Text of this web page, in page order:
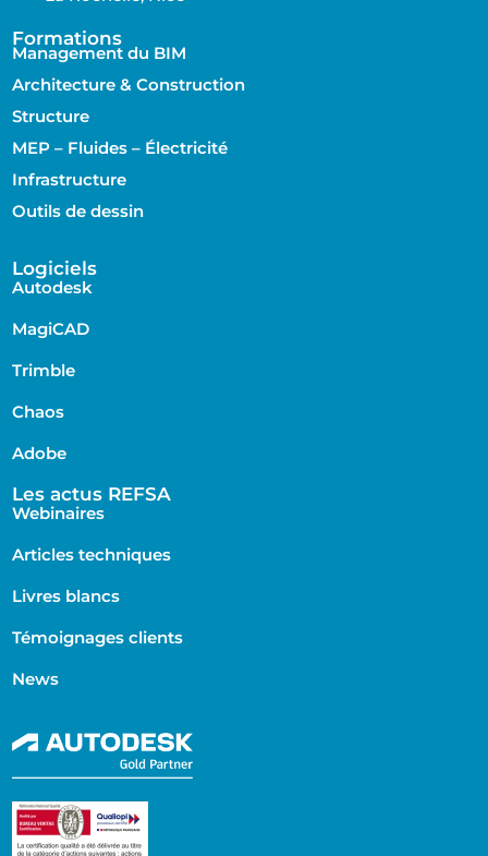
Formations
Management du BIM
Architecture & Construction
Structure
MEP – Fluides – Électricité
Infrastructure
Outils de dessin
Logiciels
Autodesk
MagiCAD
Trimble
Chaos
Adobe
Les actus REFSA
Webinaires
Articles techniques
Livres blancs
Témoignages clients
News